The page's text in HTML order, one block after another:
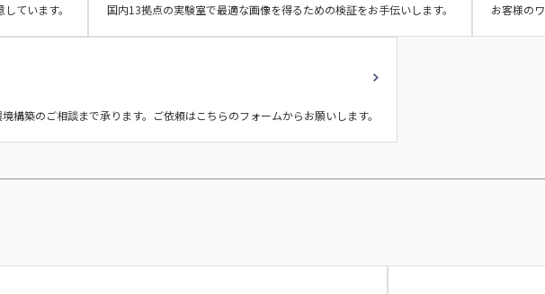
ています。 国内13拠点の実験室で最適な画像を得るための検証をお手伝いします。 お客様の
構築のご相談まで承ります。ご依頼はこちらのフォームからお願いします。